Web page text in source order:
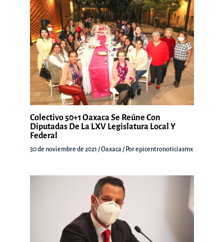
Colectivo 50+1 Oaxaca Se Reúne Con
Diputadas De La LXV Legislatura Local Y
Federal
30 de noviembre de 2021 /Oaxaca / Porepicentronoticiasmx